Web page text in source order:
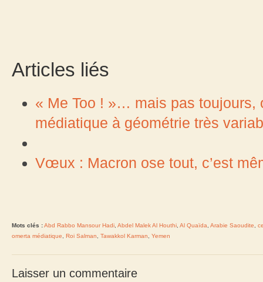
Articles liés
« Me Too ! »… mais pas toujours,
médiatique à géométrie très
Vœux : Macron ose tout, c’est
Mots clés :Abd Rabbo Mansour Hadi Abdel Malek Al Houthi Al Quaïda Arabie Saoudite
omerta médiatique
Roi Salman Tawakkol Karman Yemen
Laisser un commentaire